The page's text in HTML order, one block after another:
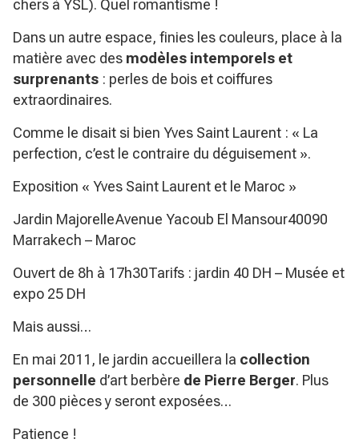
chers à YSL). Quel romantisme !
Dans un autre espace, finies les couleurs, place à la
matière avec des modèles intemporels et
surprenants : perles de bois et coiffures
extraordinaires.
Comme le disait si bien Yves Saint Laurent : « La
perfection, c’est le contraire du déguisement ».
Exposition « Yves Saint Laurent et le Maroc »
Jardin MajorelleAvenue Yacoub El Mansour40090
Marrakech – Maroc
Ouvert de 8h à 17h30Tarifs : jardin 40 DH – Musée et
expo 25 DH
Mais aussi…
En mai 2011, le jardin accueillera la collection
personnelle d’art berbère de Pierre Berger. Plus
de 300 pièces y seront exposées…
Patience !